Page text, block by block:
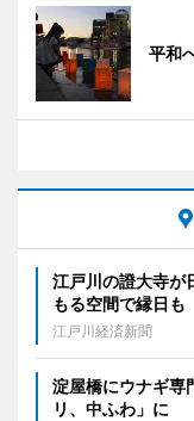
平和
江戸川の證大寺
もる空間で縁日も
江戸川経済新聞
淀屋橋にウナギ
リ、中ふわ」に